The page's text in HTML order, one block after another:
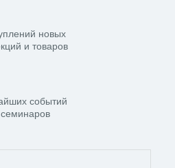
новых
и товаров
событий